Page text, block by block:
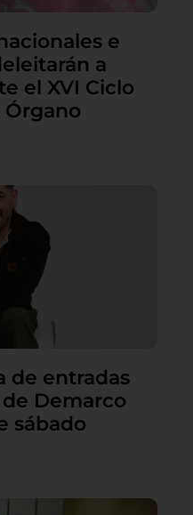
e
a
el XVI Ciclo
de entradas
Demarco
sábado